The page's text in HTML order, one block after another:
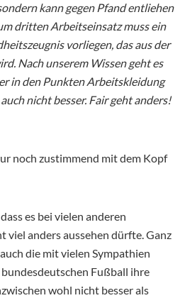
kann gegen Pfand entliehen
dritten Arbeitseinsatz muss ein
vorliegen, das aus der
Nach unserem Wissen geht es
in den Punkten Arbeitskleidung
nicht besser. Fair geht anders!
noch zustimmend mit dem Kopf
es bei vielen anderen
viel anders aussehen dürfte. Ganz
die mit vielen Sympathien
Fußball ihre
wohl nicht besser als